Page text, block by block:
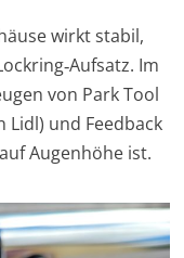
wirkt stabil,
Im
von Park Tool
Lidl) und Feedback
Augenhöhe ist.